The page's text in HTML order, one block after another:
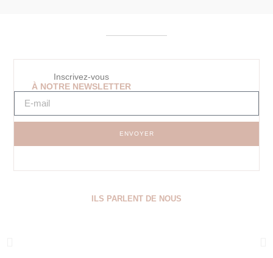
Inscrivez-vous
À NOTRE NEWSLETTER
ENVOYER
ILS PARLENT DE NOUS